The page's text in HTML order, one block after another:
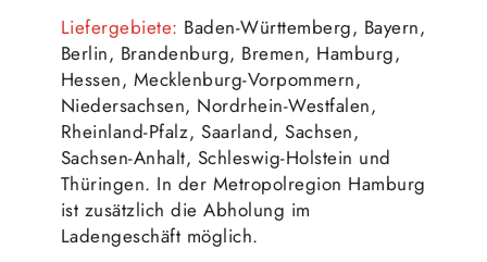
Liefergebiete: Baden-Württemberg, Bayern,
Berlin, Brandenburg, Bremen, Hamburg,
Hessen, Mecklenburg-Vorpommern,
Niedersachsen, Nordrhein-Westfalen,
Rheinland-Pfalz, Saarland, Sachsen,
Sachsen-Anhalt, Schleswig-Holstein und
Thüringen. In der Metropolregion Hamburg
ist zusätzlich die Abholung im
Ladengeschäft möglich.